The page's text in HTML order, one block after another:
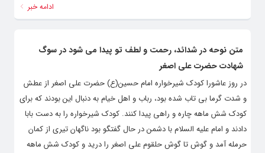
ادامه خبر
متن نوحه در شدائد، رحمت و لطف تو پیدا می شود در سوگ
شهادت حضرت علی اصغر
در روز عاشورا کودک شیرخواره امام حسین(ع) حضرت علی اصغر از عطش
و شدت گرما بی تاب شده بود، رباب و اهل خیام به دنبال این بودند که برای
کودک شش ماهه چاره و راهی پیدا کنند. کودک شیرخواره را به دست بابا
دادند و امام علیه السلام با دشمن در حال گفتگو بود ناگهان تیری از کمان
حرمله آمد و گوش تا گوش حلقوم علی اصغر را درید و کودک شش ماهه